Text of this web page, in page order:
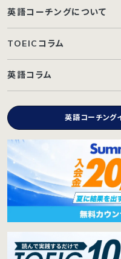
英語コーチングについて
TOEICコラム
英語コラム
英語コーチング